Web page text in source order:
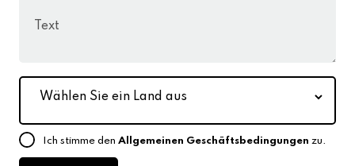
Text
Wählen
Land
aus
Ich stimme den Allgemeinen Geschäftsbedingungen zu.